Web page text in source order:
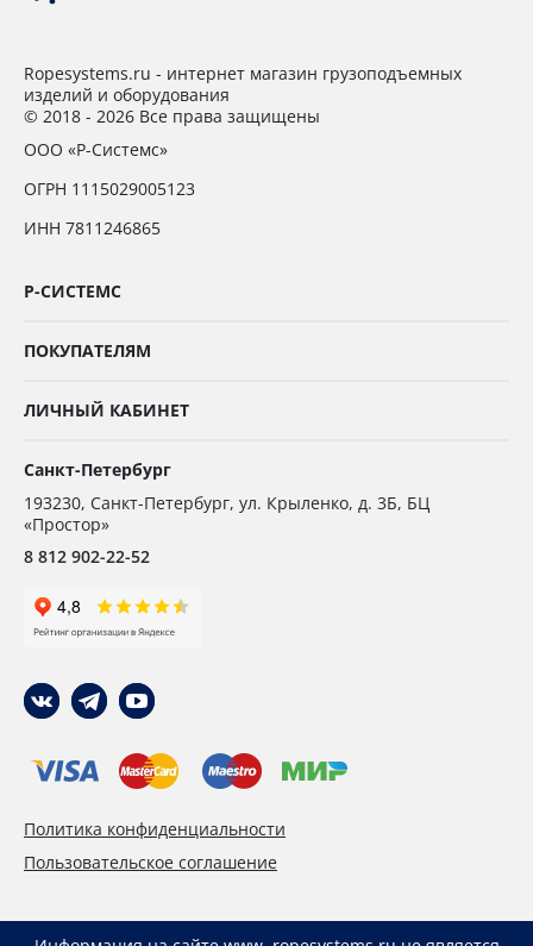
Ropesystems.ru - интернет магазин грузоподъемных
изделий и оборудования
© 2018 - 2026 Все права защищены
ООО «Р-Системс»
ОГРН 1115029005123
ИНН 7811246865
Р-СИСТЕМС
ПОКУПАТЕЛЯМ
ЛИЧНЫЙ КАБИНЕТ
Санкт-Петербург
193230, Санкт-Петербург, ул. Крыленко, д. 3Б, БЦ
«Простор»
8 812 902-22-52
Политика конфиденциальности
Пользовательское соглашение